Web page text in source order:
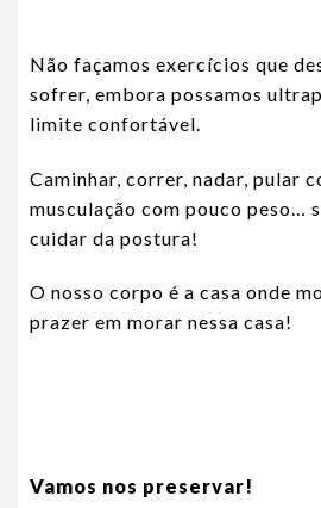
Não façamos exercícios que
sofrer, embora possamos
limite confortável.
Caminhar, correr, nadar, pular
musculação com pouco peso…
cuidar da postura!
O nosso corpo é a casa onde
prazer em morar nessa casa!
Vamos nos preservar!